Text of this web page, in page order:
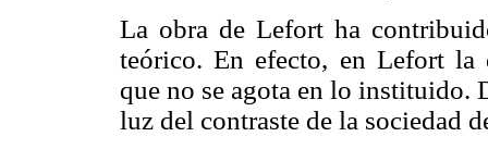
La obra de Lefort ha
teórico. En efecto, en Lefort la
que no se agota en lo instituido.
luz del contraste de la sociedad